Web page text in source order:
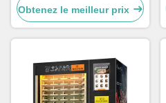
automatique de nourriture
chaude avec fonction de
chauffage
Obtenez le meilleur prix